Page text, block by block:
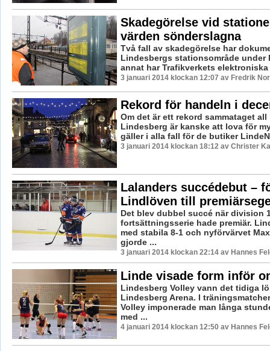
Skadegörelse vid
värden sönderslagna
Två fall av skadegörelse har
Lindesbergs stationsområde under
annat har Trafikverkets
3 januari 2014 klockan 12:07 av Fredrik
Rekord för handeln i
Om det är ett rekord sammataget
Lindesberg är kanske att lova för
gäller i alla fall för de butiker
3 januari 2014 klockan 18:12 av Christer
Lalanders succédebut –
Lindlöven till
Det blev dubbel succé när division
fortsättningsserie hade premiär.
med stabila 8-1 och nyförvärvet
gjorde ...
3 januari 2014 klockan 22:14 av Hannes
Linde visade form inför
Lindesberg Volley vann det tidiga
Lindesberg Arena. I
Volley imponerade man långa
med ...
4 januari 2014 klockan 12:50 av Hannes